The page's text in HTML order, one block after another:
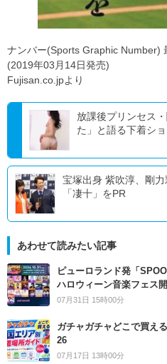
ナンバー(Sports Graphic Number)
(2019年03月14日発売)
Fujisan.co.jpより
放課後プリンセス
た」と語る下着ショ
宝塚出身 紫吹淳、剛
「凄十」をPR
あわせて読みたい記事
ピューロランド発「
ハロウィーン音楽フェス
07月31日 15時00分
ガチャガチャどこで買え
26
07月17日 13時00分